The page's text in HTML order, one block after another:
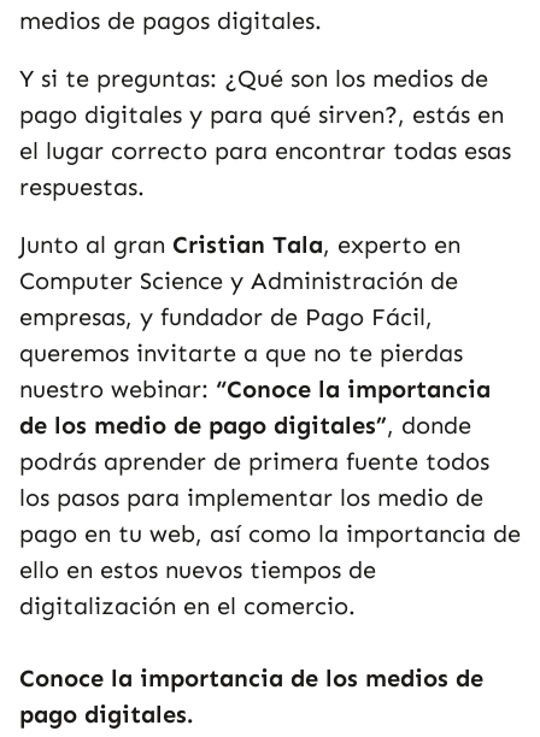
medios de pagos digitales.
Y si te preguntas: ¿Qué son los medios de
pago digitales y para qué sirven?, estás en
el lugar correcto para encontrar todas esas
respuestas.
Junto al gran Cristian Tala, experto en
Computer Science y Administración de
empresas, y fundador de Pago Fácil,
queremos invitarte a que no te pierdas
nuestro webinar: “Conoce la importancia
de los medio de pago digitales”, donde
podrás aprender de primera fuente todos
los pasos para implementar los medio de
pago en tu web, así como la importancia de
ello en estos nuevos tiempos de
digitalización en el comercio.
Conoce la importancia de los medios de
pago digitales.